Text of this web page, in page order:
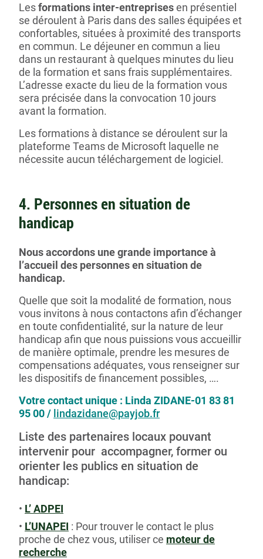
Lesformations inter-entreprisesen présentiel
se déroulent à Paris dans des salles équipées et
confortables, situées à proximité des transports
en commun. Le déjeuner en commun a lieu
dans un restaurant à quelques minutes du lieu
de la formation et sans frais supplémentaires.
L’adresse exacte du lieu de la formation vous
sera précisée dans la convocation 10 jours
avant la formation.
Les formations à distance se déroulent sur la
plateforme Teams de Microsoft laquelle ne
nécessite aucun téléchargement de logiciel.
4. Personnes en situation de
handicap
Nous accordons une grande importance à
l’accueil des personnes en situation de
handicap.
Quelle que soit la modalité de formation, nous
vous invitons à nous contactons afin d’échanger
en toute confidentialité, sur la nature de leur
handicap afin que nous puissions vous accueillir
de manière optimale, prendre les mesures de
compensations adéquates, vous renseigner sur
les dispositifs de financement possibles, ….
Votre contact unique : Linda ZIDANE-01 83 81
95 00 / lindazidane@payjob.fr
Liste des partenaires locaux pouvant
intervenir pour accompagner, former ou
orienter les publics en situation de
handicap:
L’ ADPEI
L’UNAPEI : Pour trouver le contact le plus
proche de chez vous, utiliser ce moteur de
recherche